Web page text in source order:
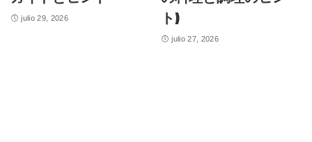
julio 29, 2026
ト)
julio 27, 2026